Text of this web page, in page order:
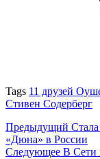
Tags 11 друзей
Стивен Содерберг
Предыдущий
«Дюна» в России
Следующее В Сети